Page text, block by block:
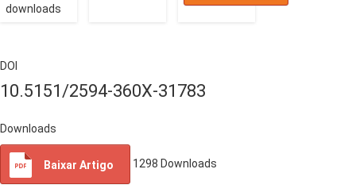
downloads
DOI
10.5151/2594-360X-31783
Downloads
Baixar Artigo 1298 Downloads